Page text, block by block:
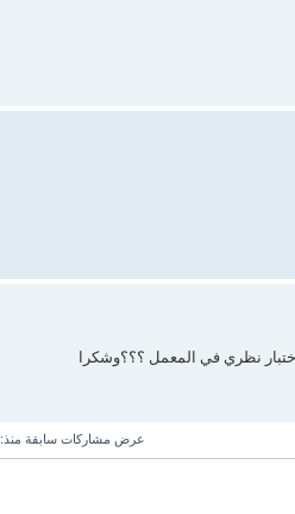
نظري في المعمل ؟؟؟وشكرا
عرض مشاركات سابقة منذ: